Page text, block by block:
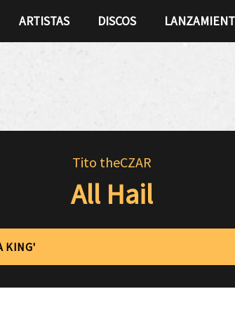
ARTISTAS DISCOS
Tito theCZAR
All Hail
KING'